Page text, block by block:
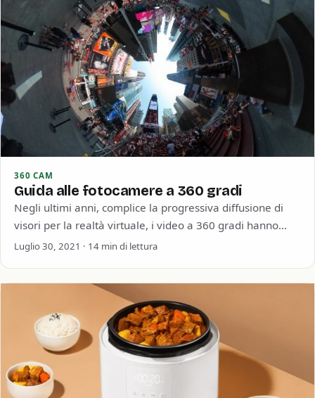
360 CAM
Guida alle fotocamere a 360 gradi
Negli ultimi anni, complice la progressiva diffusione di
visori per la realtà virtuale, i video a 360 gradi hanno
catturato l’attenzione di…
Luglio 30, 2021 · 14 min di lettura